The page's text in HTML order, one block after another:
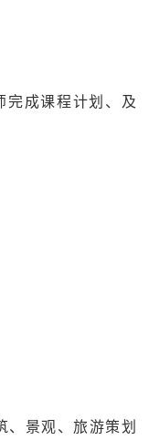
完成课程计划、及
、景观、旅游策划